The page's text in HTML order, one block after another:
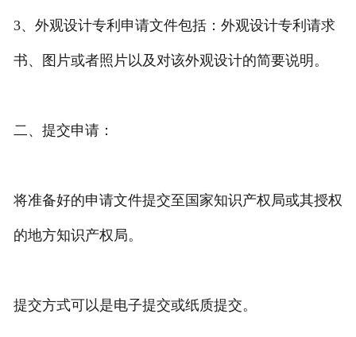
3、外观设计专利申请文件包括：外观设计专利请求
书、图片或者照片以及对该外观设计的简要说明。
二、提交申请：
将准备好的申请文件提交至国家知识产权局或其授权
的地方知识产权局。
提交方式可以是电子提交或纸质提交。